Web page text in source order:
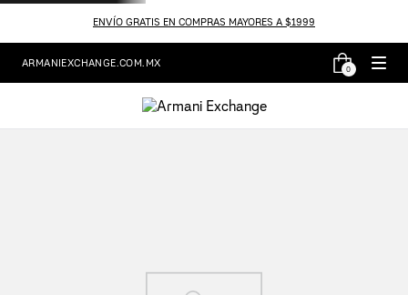
ENVÍO GRATIS EN COMPRAS MAYORES A $1999
ARMANIEXCHANGE.COM.MX 0